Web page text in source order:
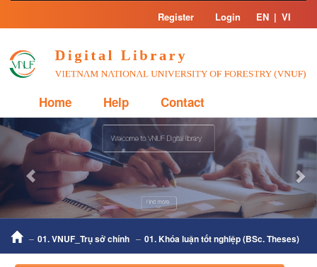
Skip
Register Login EN | VI
Home Help Contact
Previous
01. VNUF_Trụ sở chính 01. Khóa luận tốt nghiệp (BSc. Theses)